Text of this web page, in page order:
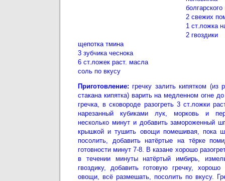
болгарского
2 свежих
1 ст.ложка
2 гвоздики
щепотка тмина
3 зубчика чеснока
6 ст.ложек раст. масла
соль по вкусу
Приготовление:гречку залить кипятком (из
стакана кипятка) варить на медленном огне
гречка, в сковороде разогреть 3 ст.ложки
нарезанный кубиками лук, морковь и
несколько минут и добавить замороженный
крышкой и тушить овощи помешивая, пока
посолить, добавить натёртые на тёрке
готовности минут 7-8. В казане хорошо
в течении минуты натёртый имбирь,
гвоздику, добавить готовую гречку,
овощи, всё размешать, посолить по вкусу.